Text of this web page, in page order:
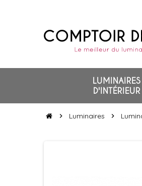
LUMINAIRES
D'INTÉRIEUR
chevron_right Luminaires chevron_right